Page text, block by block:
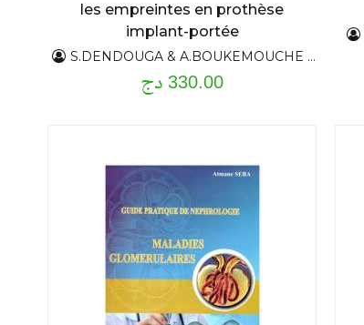
les empreintes en prothèse
implant-portée
S.DENDOUGA & A.BOUKEMOUCHE & C.ZERIATI
330.00 دج